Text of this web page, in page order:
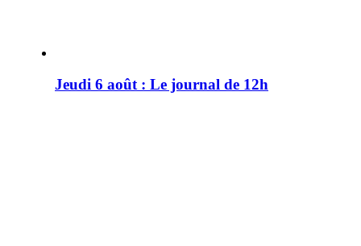
Jeudi 6 août : Le journal de 12h